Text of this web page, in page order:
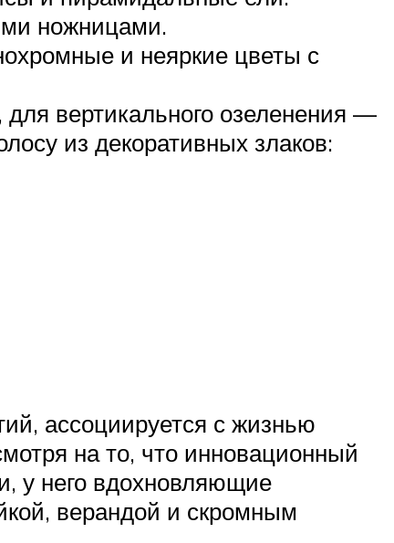
ножницами.
и неяркие цветы с
вертикального озеленения —
из декоративных злаков:
ассоциируется с жизнью
на то, что инновационный
у него вдохновляющие
верандой и скромным